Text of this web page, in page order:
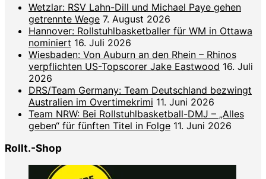
Wetzlar: RSV Lahn-Dill und Michael Paye gehen
getrennte Wege 7. August 2026
Hannover: Rollstuhlbasketballer für WM in Ottawa
nominiert 16. Juli 2026
Wiesbaden: Von Auburn an den Rhein – Rhinos
verpflichten US-Topscorer Jake Eastwood 16. Juli
2026
DRS/Team Germany: Team Deutschland bezwingt
Australien im Overtimekrimi 11. Juni 2026
Team NRW: Bei Rollstuhlbasketball-DMJ – „Alles
geben“ für fünften Titel in Folge 11. Juni 2026
Rollt.-Shop